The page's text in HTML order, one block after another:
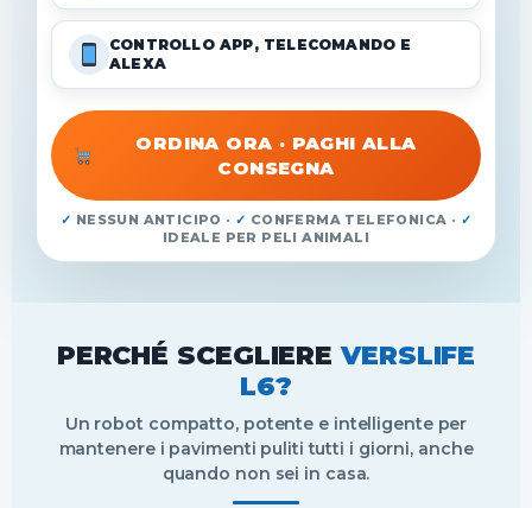
CONTROLLO APP, TELECOMANDO E
ALEXA
ORDINA ORA · PAGHI ALLA
CONSEGNA
✓ NESSUN ANTICIPO · ✓ CONFERMA TELEFONICA · ✓
IDEALE PER PELI ANIMALI
PERCHÉ SCEGLIEREVERSLIFE
L6?
Un robot compatto, potente e intelligente per
mantenere i pavimenti puliti tutti i giorni, anche
quando non sei in casa.